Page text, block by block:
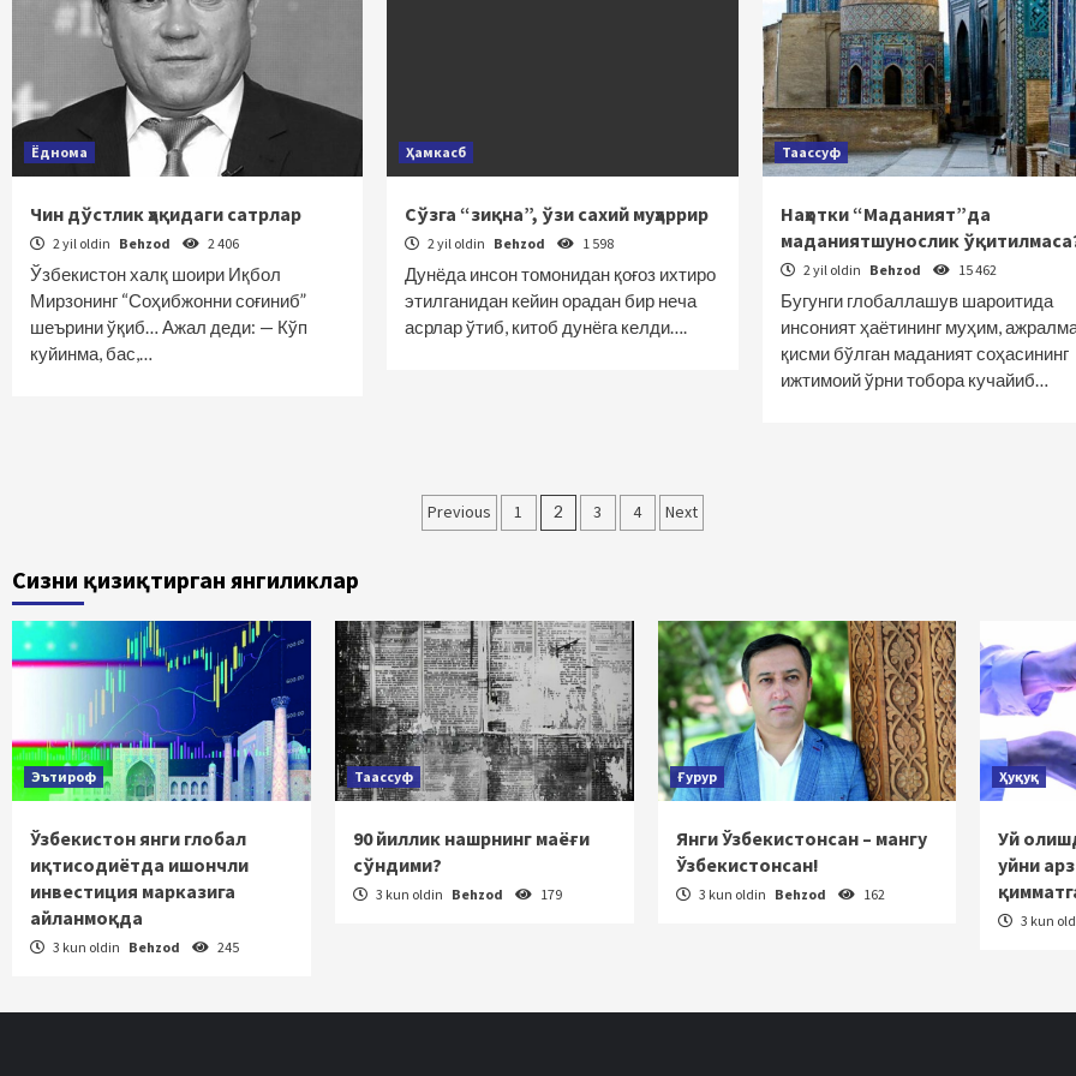
Ёднома
Чин дўстлик ҳақидаги сатрлар
2 yil oldin Behzod 2 406
Ўзбекистон халқ шоири Иқбол
Мирзонинг “Соҳибжонни соғиниб”
шеърини ўқиб… Ажал деди: — Кўп
куйинма, бас,…
Ҳамкасб
Сўзга “зиқна”, ўзи сахий муҳаррир
2 yil oldin Behzod 1 598
Дунёда инсон томонидан қоғоз ихтиро
этилганидан кейин орадан бир неча
асрлар ўтиб, китоб дунёга келди….
Таассуф
Наҳотки “Маданият”да
маданиятшунослик
2 yil oldin Behzod 15 462
Бугунги глобаллашув шароитида
инсоният ҳаётининг муҳим,
қисми бўлган маданият соҳасининг
ижтимоий ўрни тобора кучайиб…
Maqolalar
Previous 1 2 3 4 Next
Сизни қизиқтирган янгиликлар
Эътироф
Ўзбекистон янги глобал
иқтисодиётда ишончли
инвестиция марказига
айланмоқда
3 kun oldin Behzod 245
Таассуф
90 йиллик нашрнинг маёғи
сўндими?
3 kun oldin Behzod 179
Ғурур
Янги Ўзбекистонсан – мангу
Ўзбекистонсан!
3 kun oldin Behzod 162
Ҳуқуқ
Уй
уйни
3 kun